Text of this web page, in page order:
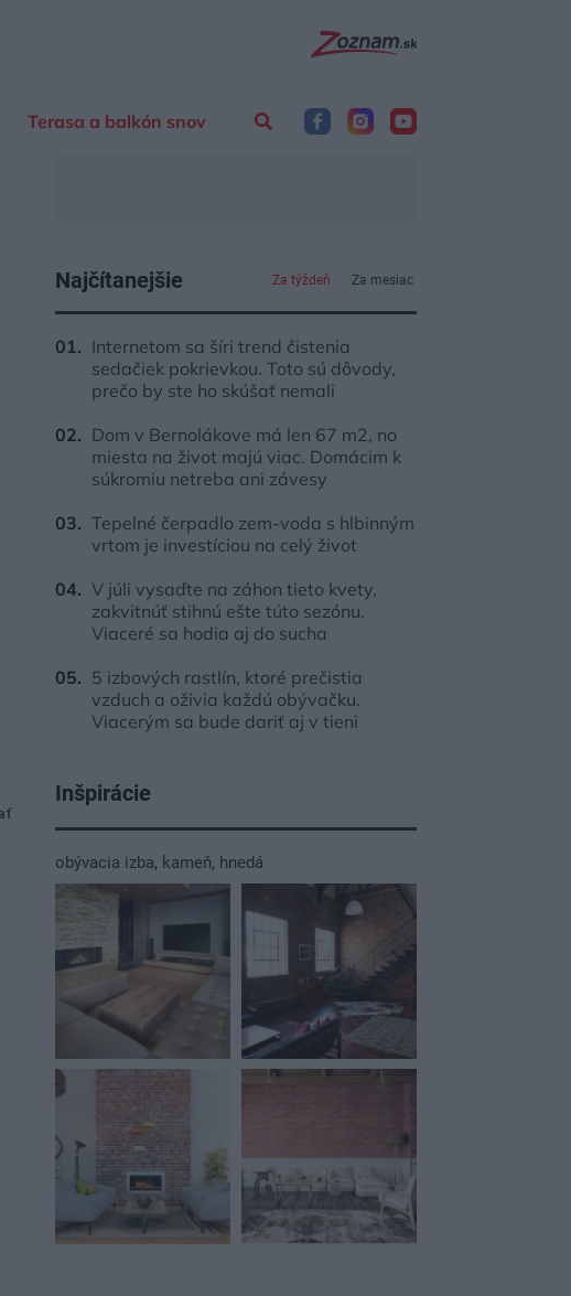
Terasa a balkón snov
Najčítanejšie Za týždeň Za mesiac
Internetom sa šíri trend čistenia
sedačiek pokrievkou. Toto sú dôvody,
prečo by ste ho skúšať nemali
Dom v Bernolákove má len 67 m2, no
miesta na život majú viac. Domácim k
súkromiu netreba ani závesy
Tepelné čerpadlo zem-voda s hlbinným
vrtom je investíciou na celý život
V júli vysaďte na záhon tieto kvety,
zakvitnúť stihnú ešte túto sezónu.
Viaceré sa hodia aj do sucha
5 izbových rastlín, ktoré prečistia
vzduch a oživia každú obývačku.
Viacerým sa bude dariť aj v tieni
Inšpirácie
obývacia izba, kameň, hnedá